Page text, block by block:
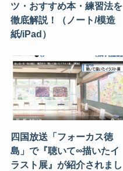
ツ・おすすめ本・練習法を
徹底解説！（ノート/模造
紙/iPad）
四国放送「フォーカス徳
島」で『聴いて∞描いたイ
ラスト展』が紹介されまし